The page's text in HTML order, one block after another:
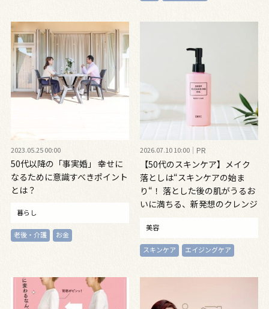
2023.05.25 00:00
50代以降の「事実婚」 幸せに
なるために意識すべきポイント
とは？
暮らし
老後・介護 お金
2026.07.10 10:00 PR
【50代のスキンケア】メイク
落としは“スキンケアの始ま
り“！ 落とした後の肌がうるお
いに満ちる、新発想のクレンジ
美容
スキンケア エイジングケア